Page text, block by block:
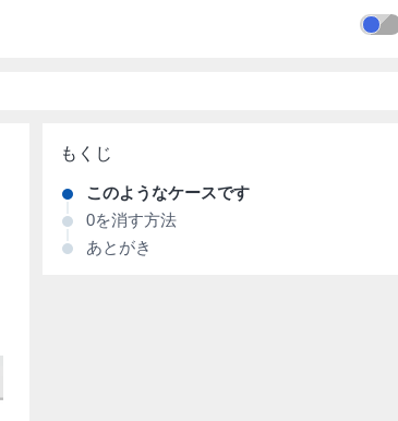
このようなケースです
0を消す方法
あとがき